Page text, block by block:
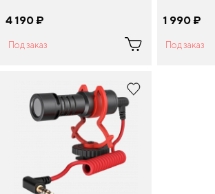
4 190 ¤
Под заказ
1 990 ¤
Под заказ